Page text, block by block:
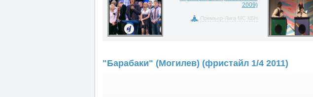
2009)
Премьер-Лига МС КВН
"Барабаки" (Могилев) (фристайл 1/4 2011)